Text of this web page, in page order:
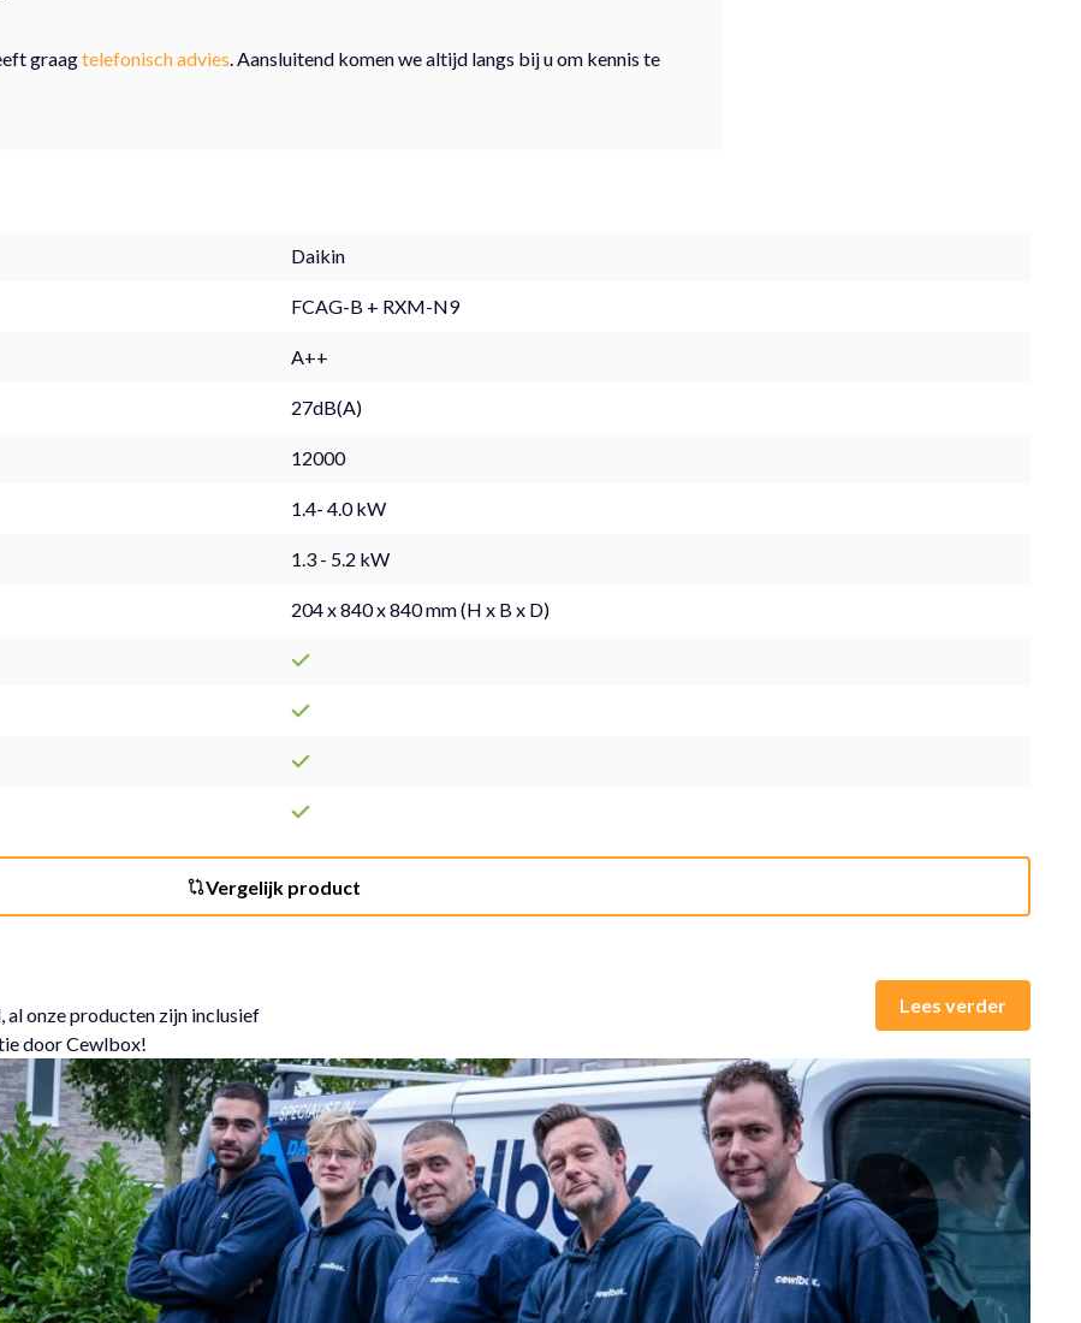
graagtelefonisch advies. Aansluitend komen we altijd langs bij u om kennis te
Daikin
FCAG-B + RXM-N9
A++
27dB(A)
12000
1.4- 4.0 kW
1.3 - 5.2 kW
204 x 840 x 840 mm (H x B x D)
Vergelijk product
onze producten zijn inclusief
door Cewlbox!
Lees verder